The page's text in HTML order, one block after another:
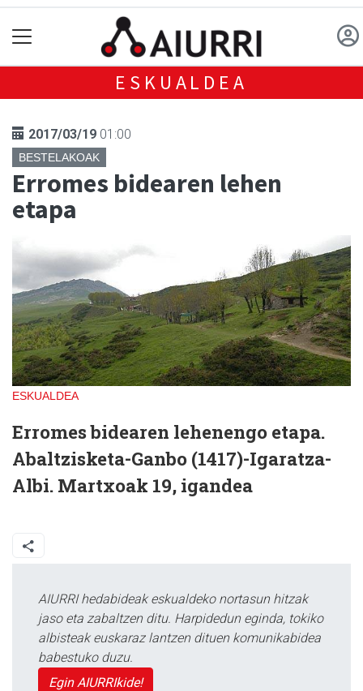
ESKUALDEA
2017/03/19 01:00
BESTELAKOAK
Erromes bidearen lehen
etapa
ESKUALDEA
Erromes bidearen lehenengo etapa.
Abaltzisketa-Ganbo (1417)-Igaratza-
Albi. Martxoak 19, igandea
AIURRI hedabideak eskualdeko nortasun hitzak
jaso eta zabaltzen ditu. Harpidedun eginda, tokiko
albisteak euskaraz lantzen dituen komunikabidea
babestuko duzu.
Egin AIURRIkide!